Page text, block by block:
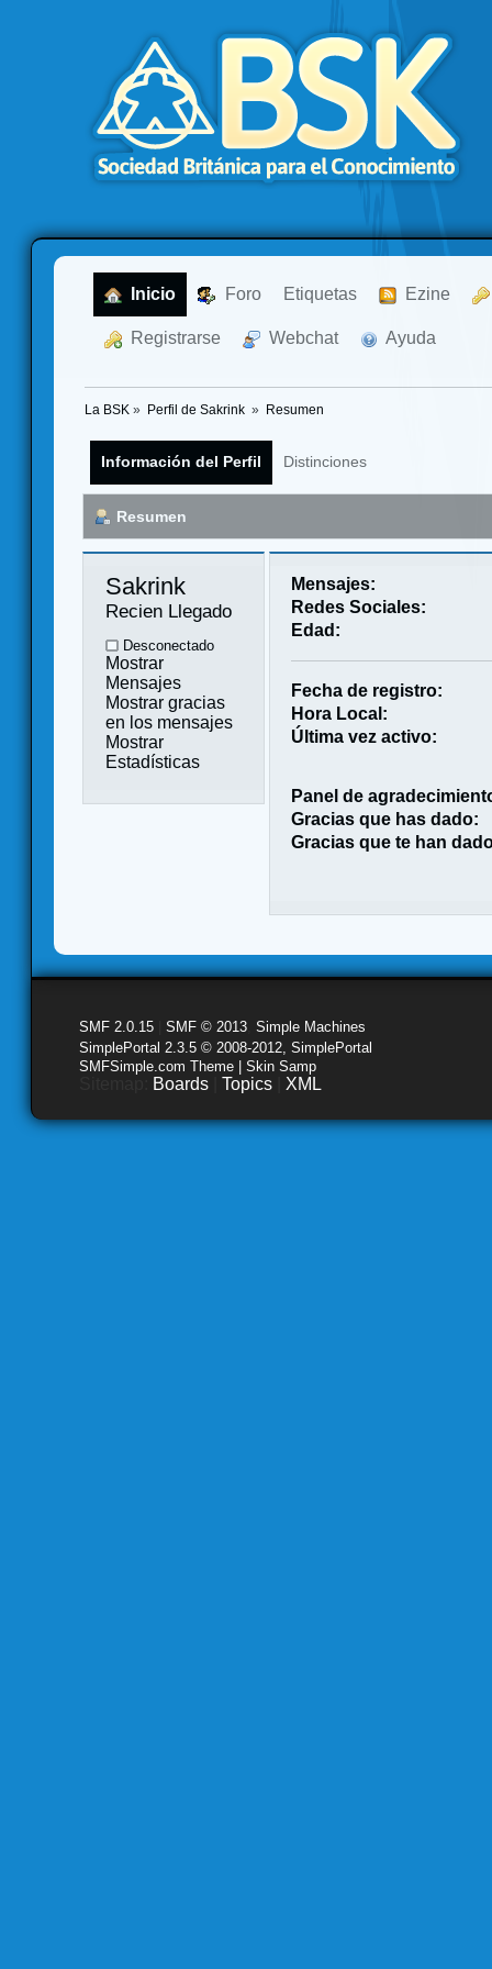
Inicio Foro Etiquetas Ezine
Registrarse Webchat Ayuda
La BSK » Perfil de Sakrink » Resumen
Información del Perfil Distinciones
Resumen
Sakrink
Recien Llegado
Desconectado
Mostrar
Mensajes
Mostrar gracias
en los mensajes
Mostrar
Estadísticas
Mensajes:
Redes Sociales:
Edad:
Fecha de registro:
Hora Local:
Última vez activo:
Panel de
Gracias que has dado:
Gracias que te han
SMF 2.0.15 SMF © 2013 Simple Machines
SimplePortal 2.3.5 © 2008-2012, SimplePortal
SMFSimple.com Theme | Skin Samp
Boards Topics XML